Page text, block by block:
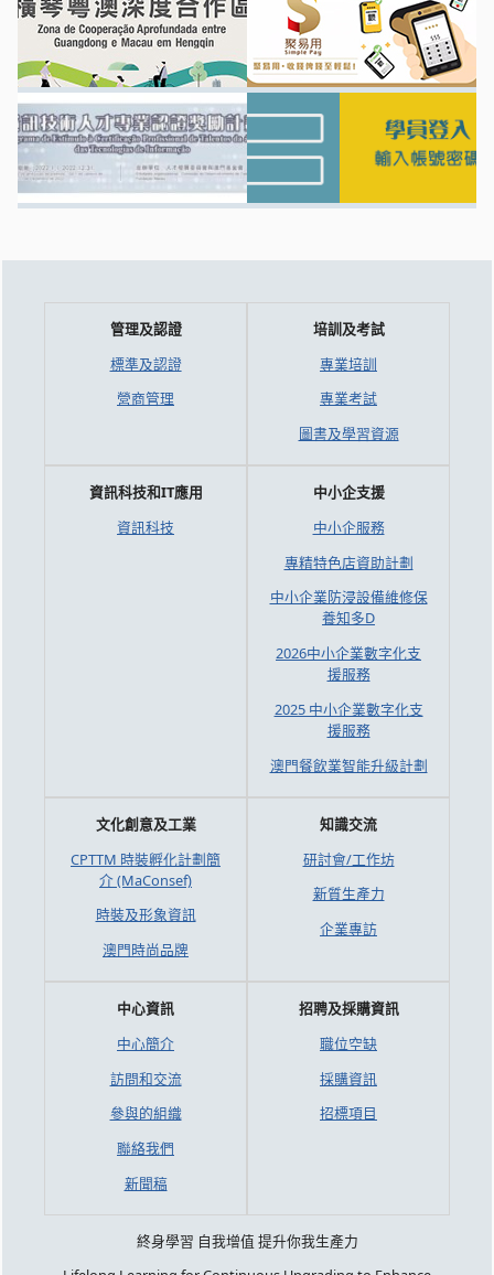
管理及認證
標準及認證
營商管理
培訓及考試
專業培訓
專業考試
圖書及學習資源
資訊科技和IT應用
資訊科技
中小企支援
中小企服務
專精特色店資助計劃
中小企業防浸設備維修保
養知多D
2026中小企業數字化支
援服務
2025 中小企業數字化支
援服務
澳門餐飲業智能升級計劃
文化創意及工業
CPTTM 時裝孵化計劃簡
介 (MaConsef)
時裝及形象資訊
澳門時尚品牌
知識交流
研討會/工作坊
新質生產力
企業專訪
中心資訊
中心簡介
訪問和交流
參與的組織
聯絡我們
新聞稿
招聘及採購資訊
職位空缺
採購資訊
招標項目
終身學習 自我增值 提升你我生產力